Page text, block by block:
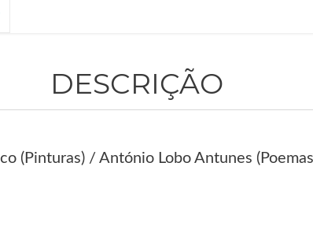
DESCRIÇÃO
(Pinturas) / António Lobo Antunes